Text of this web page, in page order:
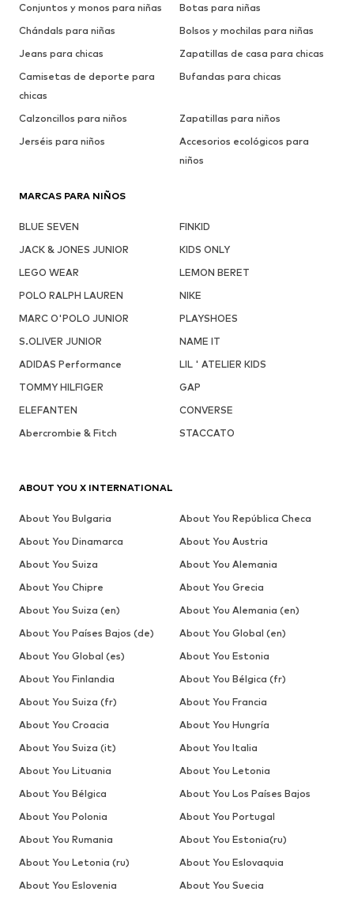
Conjuntos y monos para niñas
Botas para niñas
Chándals para niñas
Bolsos y mochilas para niñas
Jeans para chicas
Zapatillas de casa para chicas
Camisetas de deporte para
chicas
Bufandas para chicas
Calzoncillos para niños
Zapatillas para niños
Jerséis para niños
Accesorios ecológicos para
niños
MARCAS PARA NIÑOS
BLUE SEVEN
FINKID
JACK & JONES JUNIOR
KIDS ONLY
LEGO WEAR
LEMON BERET
POLO RALPH LAUREN
NIKE
MARC O'POLO JUNIOR
PLAYSHOES
S.OLIVER JUNIOR
NAME IT
ADIDAS Performance
LIL ' ATELIER KIDS
TOMMY HILFIGER
GAP
ELEFANTEN
CONVERSE
Abercrombie & Fitch
STACCATO
ABOUT YOU X INTERNATIONAL
About You Bulgaria
About You República Checa
About You Dinamarca
About You Austria
About You Suiza
About You Alemania
About You Chipre
About You Grecia
About You Suiza (en)
About You Alemania (en)
About You Países Bajos (de)
About You Global (en)
About You Global (es)
About You Estonia
About You Finlandia
About You Bélgica (fr)
About You Suiza (fr)
About You Francia
About You Croacia
About You Hungría
About You Suiza (it)
About You Italia
About You Lituania
About You Letonia
About You Bélgica
About You Los Países Bajos
About You Polonia
About You Portugal
About You Rumania
About You Estonia(ru)
About You Letonia (ru)
About You Eslovaquia
About You Eslovenia
About You Suecia